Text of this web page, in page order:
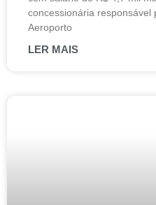
concessionária responsável
Aeroporto
LER MAIS